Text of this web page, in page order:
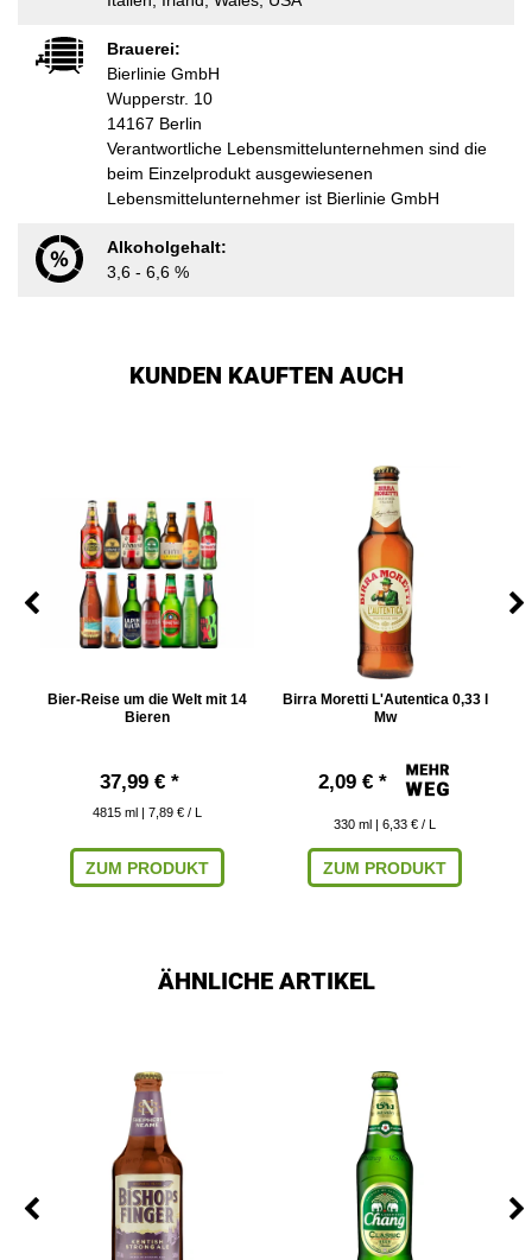
Brauerei:
Bierlinie GmbH
Wupperstr. 10
14167 Berlin
Verantwortliche Lebensmittelunternehmen sind die
beim Einzelprodukt ausgewiesenen
Lebensmittelunternehmer ist Bierlinie GmbH
Alkoholgehalt:
3,6 - 6,6 %
KUNDEN KAUFTEN AUCH
Bier-Reise um die Welt mit 14
Bieren
37,99 € *
4815 ml | 7,89 € / L
ZUM PRODUKT
Birra Moretti L'Autentica 0,33 l
Mw
2,09 € *
330 ml | 6,33 € / L
ZUM PRODUKT
ÄHNLICHE ARTIKEL